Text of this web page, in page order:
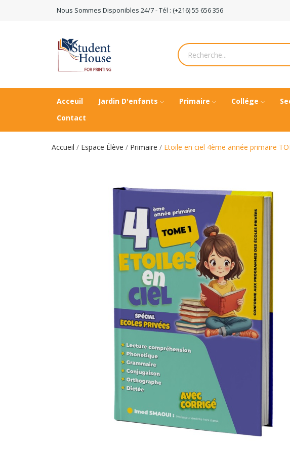
Nous Sommes Disponibles 24/7 - Tél : (+216) 55 656 356
Acceuil Jardin D'enfants Primaire Collége
Contact
Accueil Espace Élève Primaire Etoile en ciel 4ème année primaire